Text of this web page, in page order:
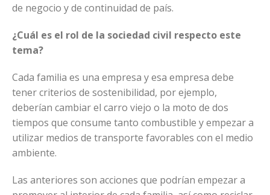
de negocio y de continuidad de país.
¿Cuál es el rol de la sociedad civil respecto este
tema?
Cada familia es una empresa y esa empresa debe
tener criterios de sostenibilidad, por ejemplo,
deberían cambiar el carro viejo o la moto de dos
tiempos que consume tanto combustible y empezar a
utilizar medios de transporte favorables con el medio
ambiente.
Las anteriores son acciones que podrían empezar a